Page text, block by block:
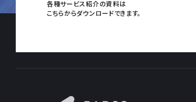
各種サービス紹介の資料は
こちらからダウンロードできます。